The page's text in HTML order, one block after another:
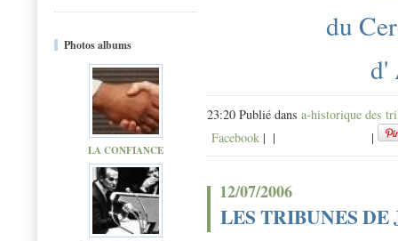
Photos albums
LA CONFIANCE
du
d'
23:20 Publié dans a-historique des
Facebook | | |
12/07/2006
LES TRIBUNES